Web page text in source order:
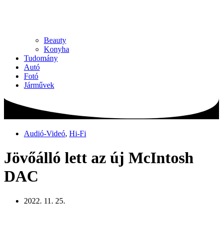
Beauty
Konyha
Tudomány
Autó
Fotó
Járművek
Audió-Videó, Hi-Fi
Jövőálló lett az új McIntosh
DAC
2022. 11. 25.